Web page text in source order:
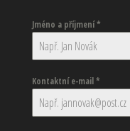
Jméno a příjmení*
Kontaktní e-mail*